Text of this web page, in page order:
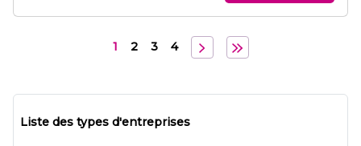
Liste des types d'entreprises
1 2 3 4